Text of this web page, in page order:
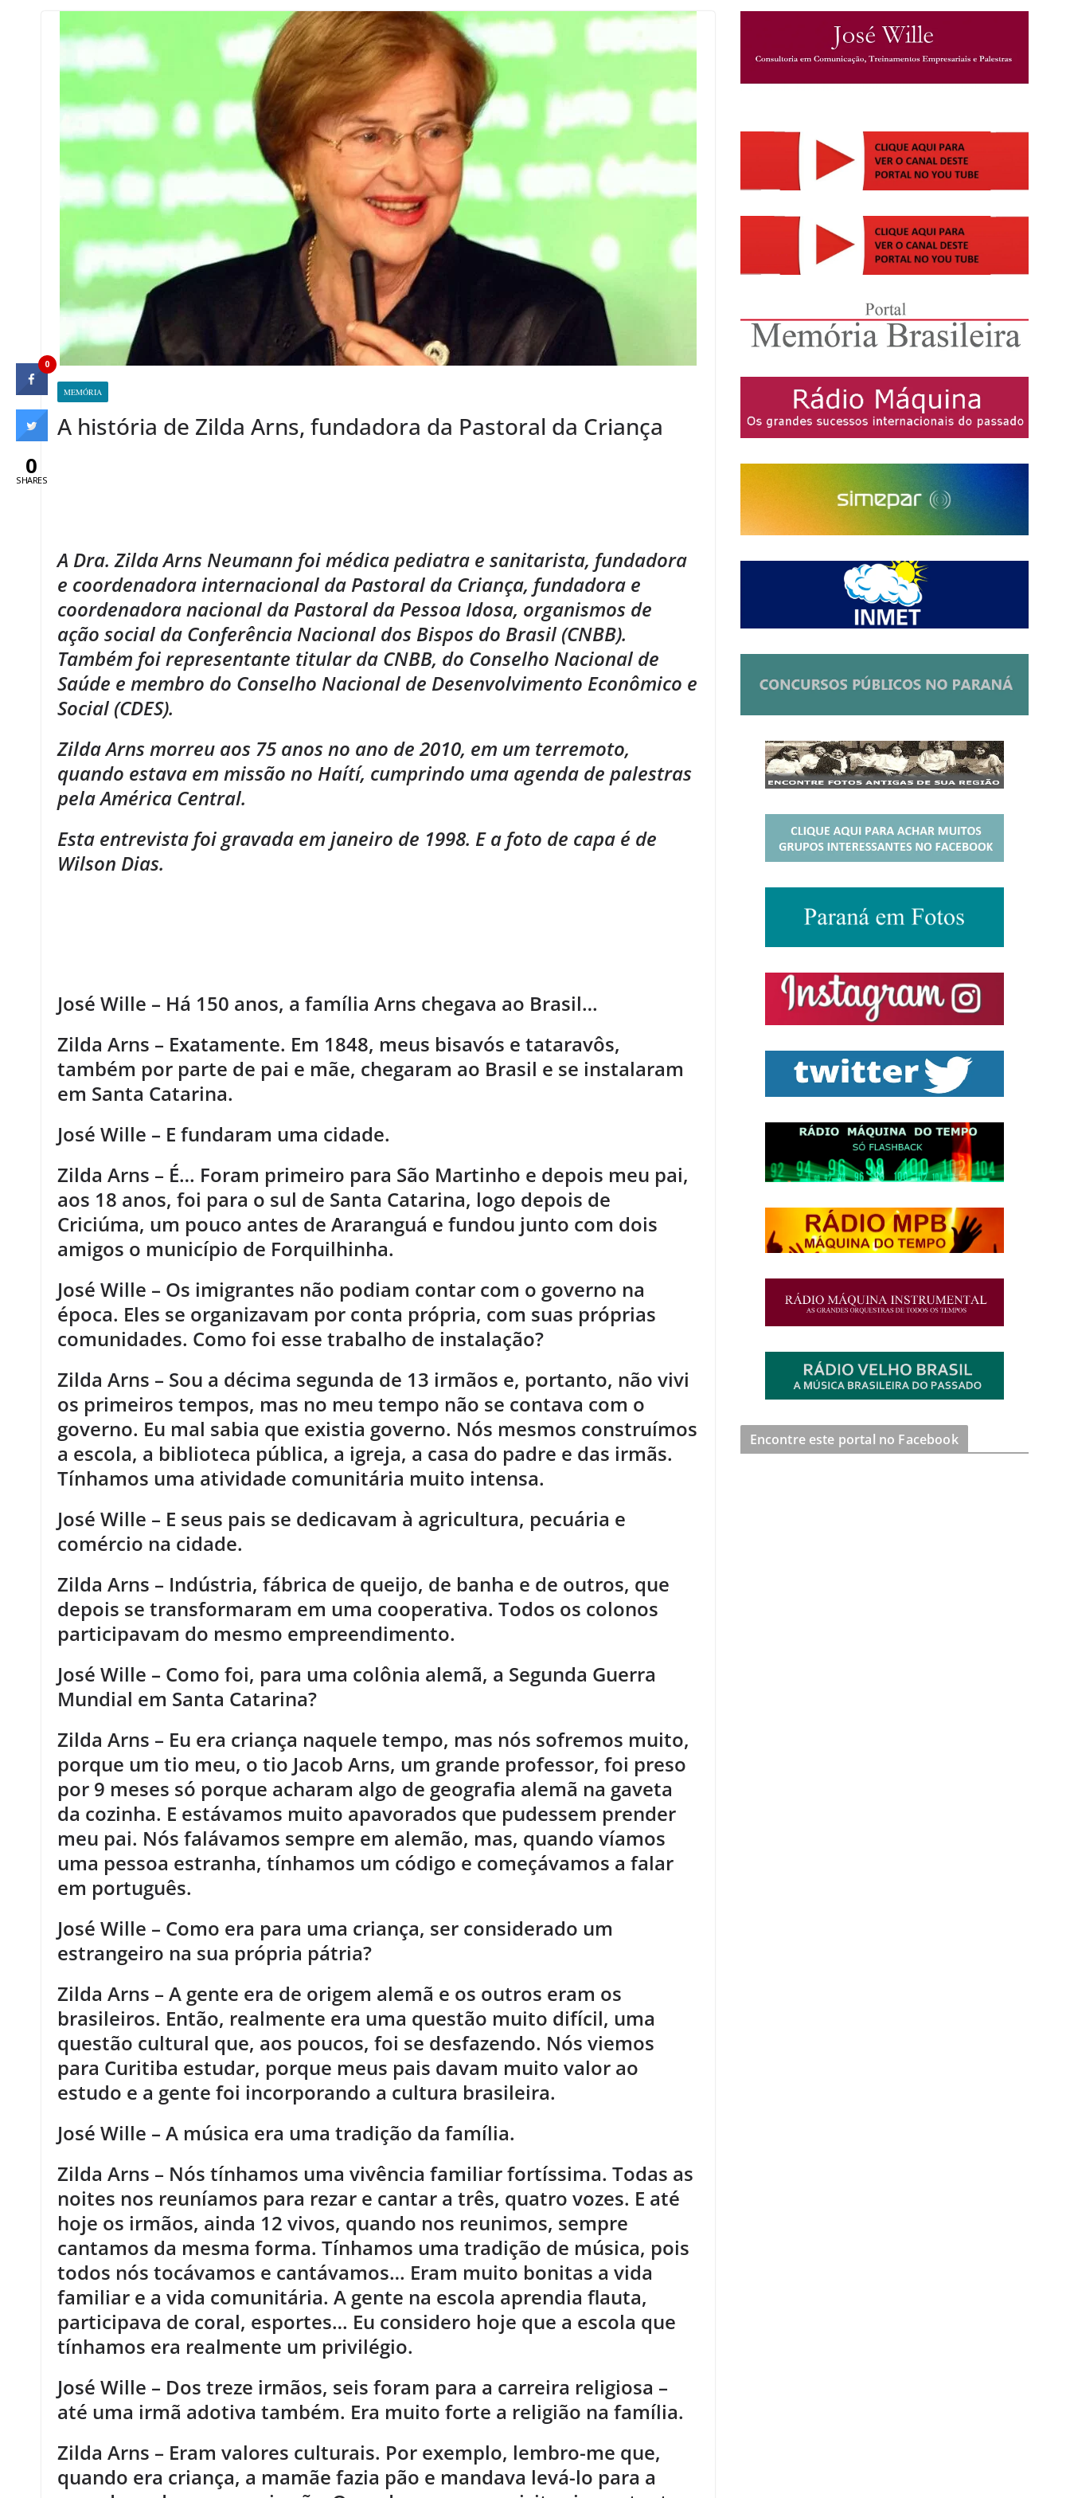
MEMÓRIA
A história de Zilda Arns, fundadora da Pastoral da Criança
A Dra. Zilda Arns Neumann foi médica pediatra e sanitarista, fundadora
e coordenadora internacional da Pastoral da Criança, fundadora e
coordenadora nacional da Pastoral da Pessoa Idosa, organismos de
ação social da Conferência Nacional dos Bispos do Brasil (CNBB).
Também foi representante titular da CNBB, do Conselho Nacional de
Saúde e membro do Conselho Nacional de Desenvolvimento Econômico e
Social (CDES).
Zilda Arns morreu aos 75 anos no ano de 2010, em um terremoto,
quando estava em missão no Haítí, cumprindo uma agenda de palestras
pela América Central.
Esta entrevista foi gravada em janeiro de 1998. E a foto de capa é de
Wilson Dias.
José Wille – Há 150 anos, a família Arns chegava ao Brasil…
Zilda Arns – Exatamente. Em 1848, meus bisavós e tataravôs,
também por parte de pai e mãe, chegaram ao Brasil e se instalaram
em Santa Catarina.
José Wille – E fundaram uma cidade.
Zilda Arns – É… Foram primeiro para São Martinho e depois meu pai,
aos 18 anos, foi para o sul de Santa Catarina, logo depois de
Criciúma, um pouco antes de Araranguá e fundou junto com dois
amigos o município de Forquilhinha.
José Wille – Os imigrantes não podiam contar com o governo na
época. Eles se organizavam por conta própria, com suas próprias
comunidades. Como foi esse trabalho de instalação?
Zilda Arns – Sou a décima segunda de 13 irmãos e, portanto, não vivi
os primeiros tempos, mas no meu tempo não se contava com o
governo. Eu mal sabia que existia governo. Nós mesmos construímos
a escola, a biblioteca pública, a igreja, a casa do padre e das irmãs.
Tínhamos uma atividade comunitária muito intensa.
José Wille – E seus pais se dedicavam à agricultura, pecuária e
comércio na cidade.
Zilda Arns – Indústria, fábrica de queijo, de banha e de outros, que
depois se transformaram em uma cooperativa. Todos os colonos
participavam do mesmo empreendimento.
José Wille – Como foi, para uma colônia alemã, a Segunda Guerra
Mundial em Santa Catarina?
Zilda Arns – Eu era criança naquele tempo, mas nós sofremos muito,
porque um tio meu, o tio Jacob Arns, um grande professor, foi preso
por 9 meses só porque acharam algo de geografia alemã na gaveta
da cozinha. E estávamos muito apavorados que pudessem prender
meu pai. Nós falávamos sempre em alemão, mas, quando víamos
uma pessoa estranha, tínhamos um código e começávamos a falar
em português.
José Wille – Como era para uma criança, ser considerado um
estrangeiro na sua própria pátria?
Zilda Arns – A gente era de origem alemã e os outros eram os
brasileiros. Então, realmente era uma questão muito difícil, uma
questão cultural que, aos poucos, foi se desfazendo. Nós viemos
para Curitiba estudar, porque meus pais davam muito valor ao
estudo e a gente foi incorporando a cultura brasileira.
José Wille – A música era uma tradição da família.
Zilda Arns – Nós tínhamos uma vivência familiar fortíssima. Todas as
noites nos reuníamos para rezar e cantar a três, quatro vozes. E até
hoje os irmãos, ainda 12 vivos, quando nos reunimos, sempre
cantamos da mesma forma. Tínhamos uma tradição de música, pois
todos nós tocávamos e cantávamos… Eram muito bonitas a vida
familiar e a vida comunitária. A gente na escola aprendia flauta,
participava de coral, esportes… Eu considero hoje que a escola que
tínhamos era realmente um privilégio.
José Wille – Dos treze irmãos, seis foram para a carreira religiosa –
até uma irmã adotiva também. Era muito forte a religião na família.
Zilda Arns – Eram valores culturais. Por exemplo, lembro-me que,
quando era criança, a mamãe fazia pão e mandava levá-lo para a
Encontre este portal no Facebook
0
0
SHARES